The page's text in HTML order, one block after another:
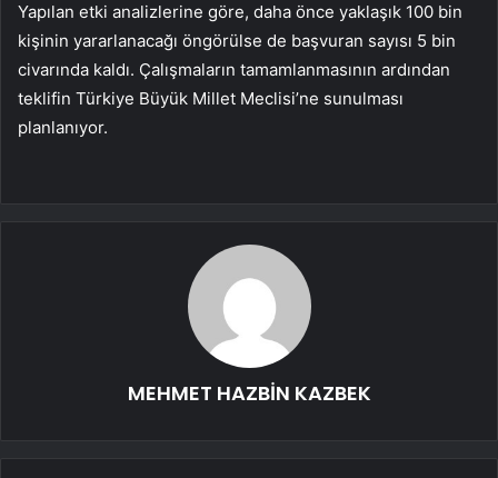
Yapılan etki analizlerine göre, daha önce yaklaşık 100 bin
kişinin yararlanacağı öngörülse de başvuran sayısı 5 bin
civarında kaldı. Çalışmaların tamamlanmasının ardından
teklifin Türkiye Büyük Millet Meclisi’ne sunulması
planlanıyor.
MEHMET HAZBİN KAZBEK